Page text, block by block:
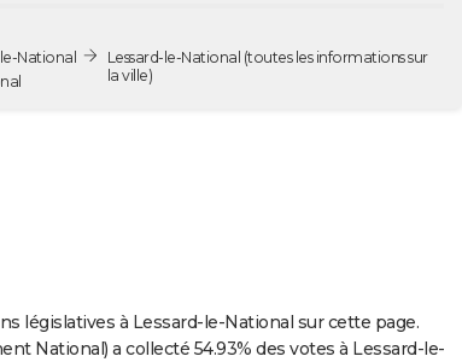
National
Lessard-le-National (toutes les informations sur
la ville)
législatives à Lessard-le-National sur cette page.
National) a collecté 54.93% des votes à Lessard-le-